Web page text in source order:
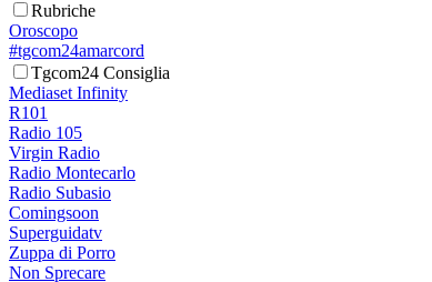
Rubriche
Oroscopo
#tgcom24amarcord
Tgcom24 Consiglia
Mediaset Infinity
R101
Radio 105
Virgin Radio
Radio Montecarlo
Radio Subasio
Comingsoon
Superguidatv
Zuppa di Porro
Non Sprecare